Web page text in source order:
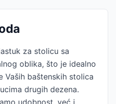
za stolicu sa
oblika, što je idealno
Vaših baštenskih stolica
drugih dezena.
udobnost, već i